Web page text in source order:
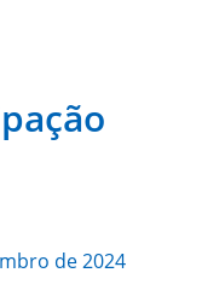
de 2024